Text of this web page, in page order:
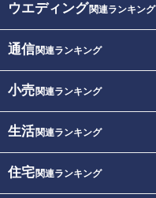
ウエディング関連ランキング
通信関連ランキング
小売関連ランキング
生活関連ランキング
住宅関連ランキング